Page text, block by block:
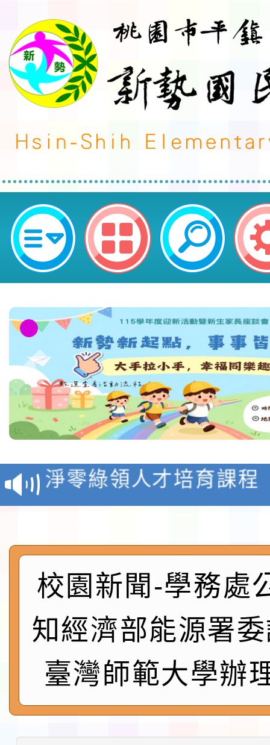
轉知經濟部能源署委請國立臺灣師
「113年度國民中小學能源教育創
知1份-桃園市平鎮區新勢國民小學
教育部校安中心白海豚
報
淨零綠領人才培育課程
檢送桃園市115學年度
及師生本土語及新住民
實施要點各1份
115年食農教育專業人
程
函轉國家通訊傳播委員
鎮韌性（防空）演習－
速演練執行計畫」
「115年金融知識線上
法」
第3次招考代課鐘點教
告(不再辦理後續甄選)
檢送「桃園市115學年
賽實施要點」1份
校園新聞-學務處
知經濟部能源署
臺灣師範大學辦